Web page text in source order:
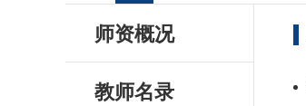
师资概况
教师名录